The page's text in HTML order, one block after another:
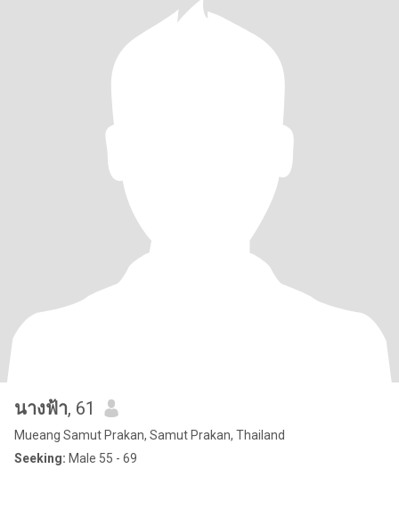
นางฟ้า, 61
Mueang Samut Prakan, Samut Prakan, Thailand
Seeking: Male 55 - 69